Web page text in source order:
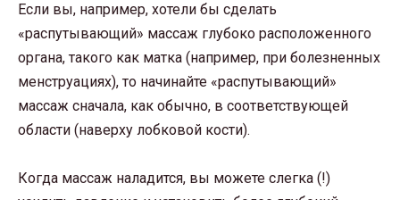
Если вы, например, хотели бы сделать
«распутывающий» массаж глубоко расположенного
органа, такого как матка (например, при болезненных
менструациях), то начинайте «распутывающий»
массаж сначала, как обычно, в соответствующей
области (наверху лобковой кости).
Когда массаж наладится, вы можете слегка (!)